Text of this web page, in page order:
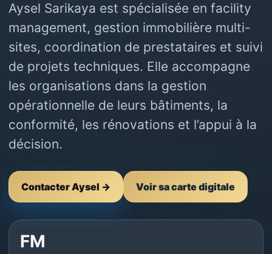
Aysel Sarikaya est spécialisée en facility
management, gestion immobilière multi-
sites, coordination de prestataires et suivi
de projets techniques. Elle accompagne
les organisations dans la gestion
opérationnelle de leurs bâtiments, la
conformité, les rénovations et l’appui à la
décision.
Contacter Aysel → Voir sa carte digitale
FM